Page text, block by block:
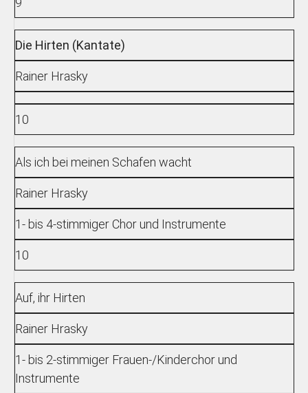
Die Hirten (Kantate)
Rainer Hrasky
10
Als ich bei meinen Schafen wacht
Rainer Hrasky
1- bis 4-stimmiger Chor und Instrumente
10
Auf, ihr Hirten
Rainer Hrasky
1- bis 2-stimmiger Frauen-/Kinderchor und
Instrumente